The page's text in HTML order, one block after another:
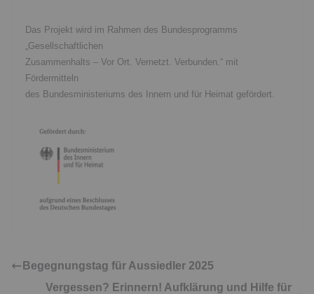
Das Projekt wird im Rahmen des Bundesprogramms
„Gesellschaftlichen
Zusammenhalts – Vor Ort. Vernetzt. Verbunden.“ mit
Fördermitteln
des Bundesministeriums des Innern und für Heimat gefördert.
Begegnungstag für Aussiedler 2025
Vergessen? Erinnern! Aufklärung und Hilfe für